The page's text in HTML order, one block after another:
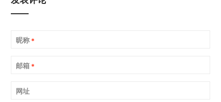
昵称 *
邮箱 *
网址